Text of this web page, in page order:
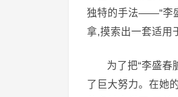
独特的手法——“李
拿,摸索出一套适用
为了把“李盛春
了巨大努力。在她